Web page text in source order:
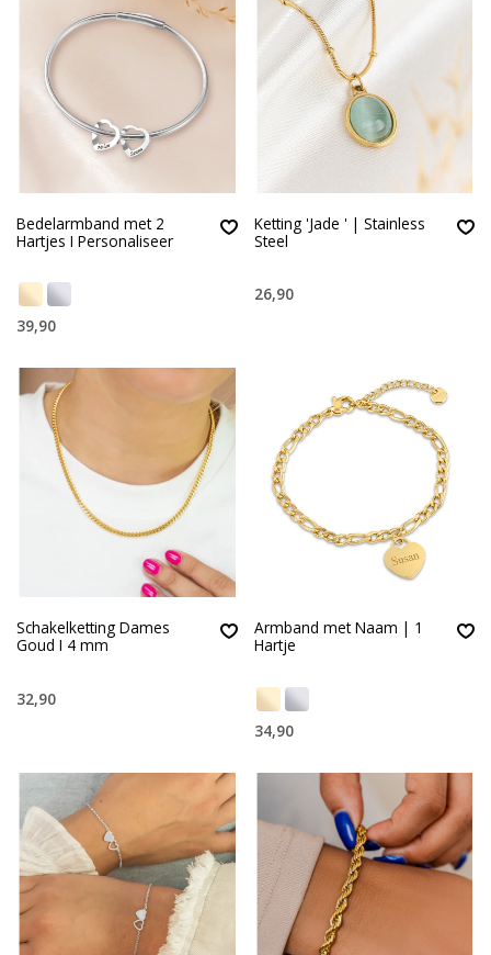
Bedelarmband met 2
Hartjes I Personaliseer
39,90
Ketting 'Jade ' | Stainless
Steel
26,90
Schakelketting Dames
Goud I 4 mm
32,90
Armband met Naam | 1
Hartje
34,90